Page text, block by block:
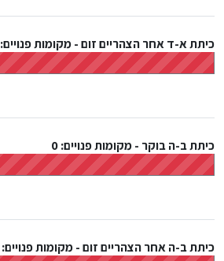
כיתת א-ד אחר הצהריים זום-מקומות פנויים: 0
כיתת ב-ה בוקר -מקומות פנויים: 0
כיתת ב-ה אחר הצהריים זום-מקומות פנויים: 0